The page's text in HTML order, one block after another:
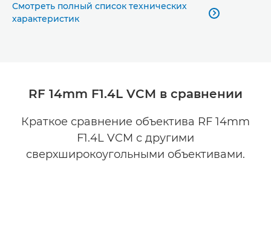
Смотреть полный список технических
характеристик

RF 14mm F1.4L VCM в сравнении
Краткое сравнение объектива RF 14mm
F1.4L VCM с другими
сверхширокоугольными объективами.